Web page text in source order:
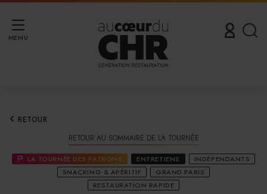
MENU
RETOUR
RETOUR AU SOMMAIRE DE LA TOURNÉE
LA TOURNÉE DES PATRONS ENTRETIENS
INDÉPENDANTS
SNACKING & APÉRITIF
GRAND PARIS
RESTAURATION RAPIDE